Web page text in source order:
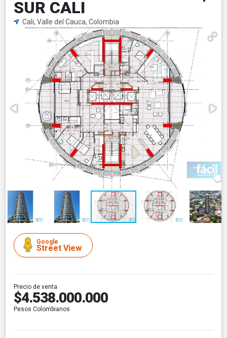
SUR CALI
Cali, Valle del Cauca, Colombia
Google
Street View
Precio de venta
$4.538.000.000
Pesos Colombianos